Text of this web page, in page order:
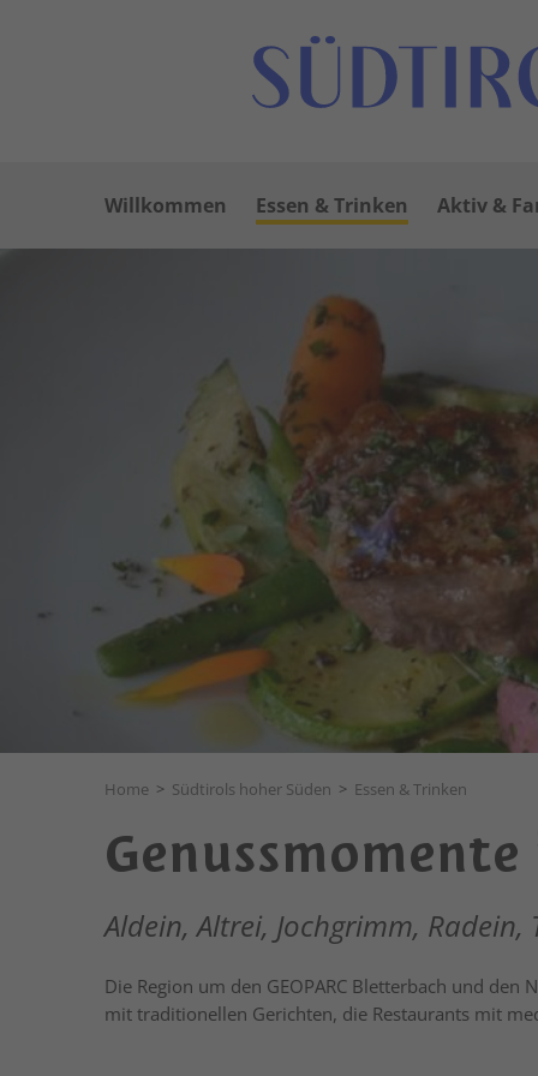
Willkommen Essen & Trinken Aktiv &
Home > Südtirols hoher Süden > Essen & Trinken
Aldein, Altrei, Jochgrimm, Radein,
Die Region um den GEOPARC Bletterbach und
mit traditionellen Gerichten, die Restaurants mit